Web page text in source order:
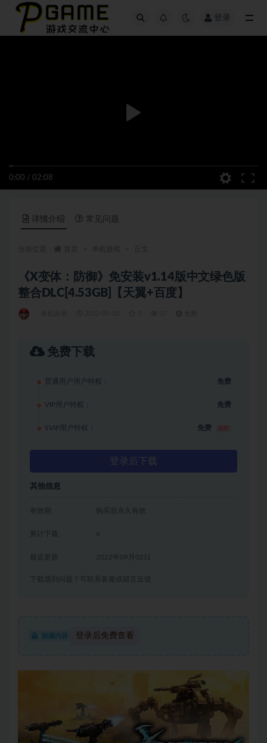
登录
0:00 / 02:08
详情介绍 常见问题
《X变体：防御》免安装v1.14版中文绿色版
整合DLC[4.53GB]【天翼+百度】
免费下载
普通用户用户特权： 免费
VIP用户特权： 免费
SVIP用户特权： 免费
登录后下载
其他信息
有效期 购买后永久有效
累计下载 6
2022年09月02日
下载遇到问题？可联系客服或留言反馈
隐藏内容 登录后免费查看
全部